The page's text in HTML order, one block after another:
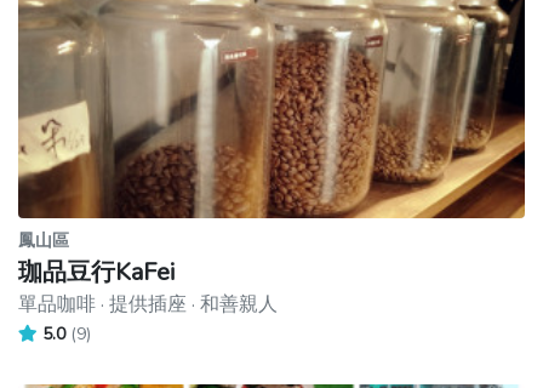
鳳山區
珈品豆行KaFei
單品咖啡 · 提供插座 · 和善親人
5.0 (9)